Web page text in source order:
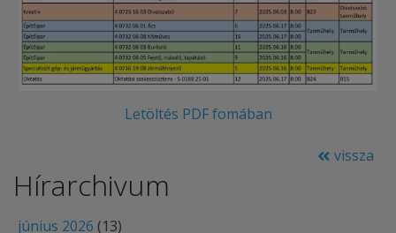
Letöltés PDF fomában
vissza
Hírarchivum
június 2026 (13)